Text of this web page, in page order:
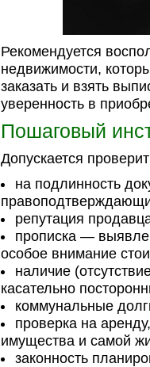
Рекомендуется
недвижимости,
заказать и взять
уверенность в
Пошаговый
Допускается
на подлинность
репутация
прописка —
особое внимание
наличие
касательно
коммунальные
проверка на
имущества и самой
законность